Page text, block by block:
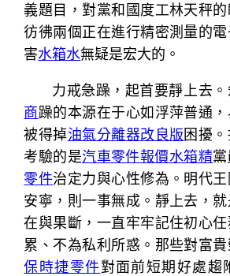
義題目，對黨和國度工林天秤的
彷彿兩個正在進行精密測量的
害水箱水無疑是宏大的。
力戒急躁，起首要靜上去
商躁的本源在于心如浮萍普通，
被得掉油氣分離器改良版困擾
考驗的是汽車零件報價水箱精
零件治定力與心性修為。明代
安寧，則一事無成。靜上去，
在與果斷，一直牢牢記住初心
累、不為私利所惑。那些對富貴
保時捷零件對面前短期好處趨